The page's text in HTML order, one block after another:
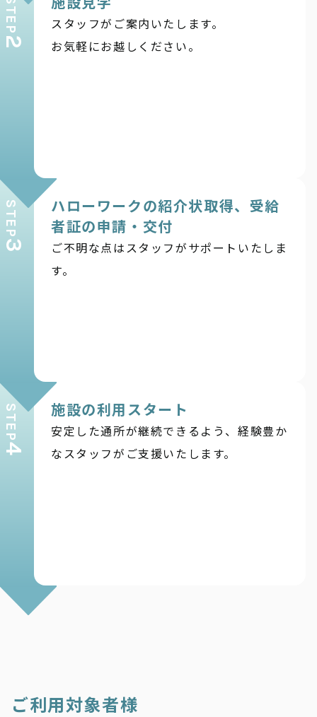
STEP
2
スタッフがご案内いたします。
お気軽にお越しください。
STEP
3
ハローワークの紹介状取得、受給
者証の申請・交付
ご不明な点はスタッフがサポートいたしま
す。
STEP
4
施設の利用スタート
安定した通所が継続できるよう、経験豊か
なスタッフがご支援いたします。
ご利用対象者様